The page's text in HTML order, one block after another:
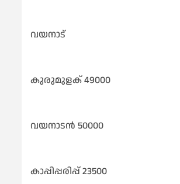
വയനാട്
കുരുമുളക് 49000
വയനാടൻ 50000
കാപ്പിപ്പരിപ്പ് 23500